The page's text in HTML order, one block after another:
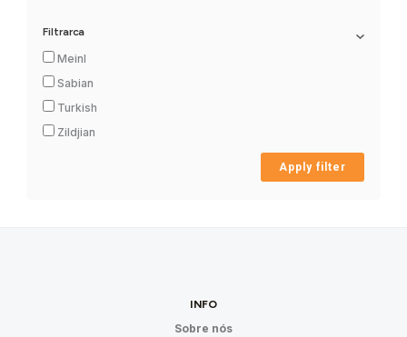
Filtrarca
Meinl
Sabian
Turkish
Zildjian
Apply filter
INFO
Sobre nós